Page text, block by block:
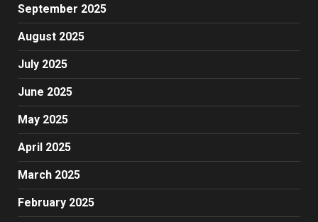
September 2025
August 2025
July 2025
June 2025
May 2025
April 2025
March 2025
February 2025